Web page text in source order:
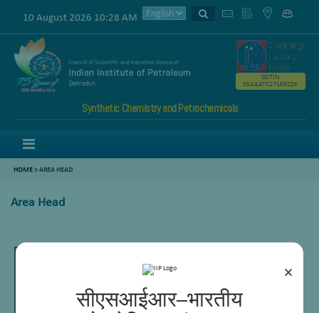
×
सीएसआईआर–भारतीय
10 August 2026 10:28 AM
Synthetic Chemistry and Petrochemicals
GSTIN
05AAATC2716R2ZK
HOME>AREA HEAD
Area Head